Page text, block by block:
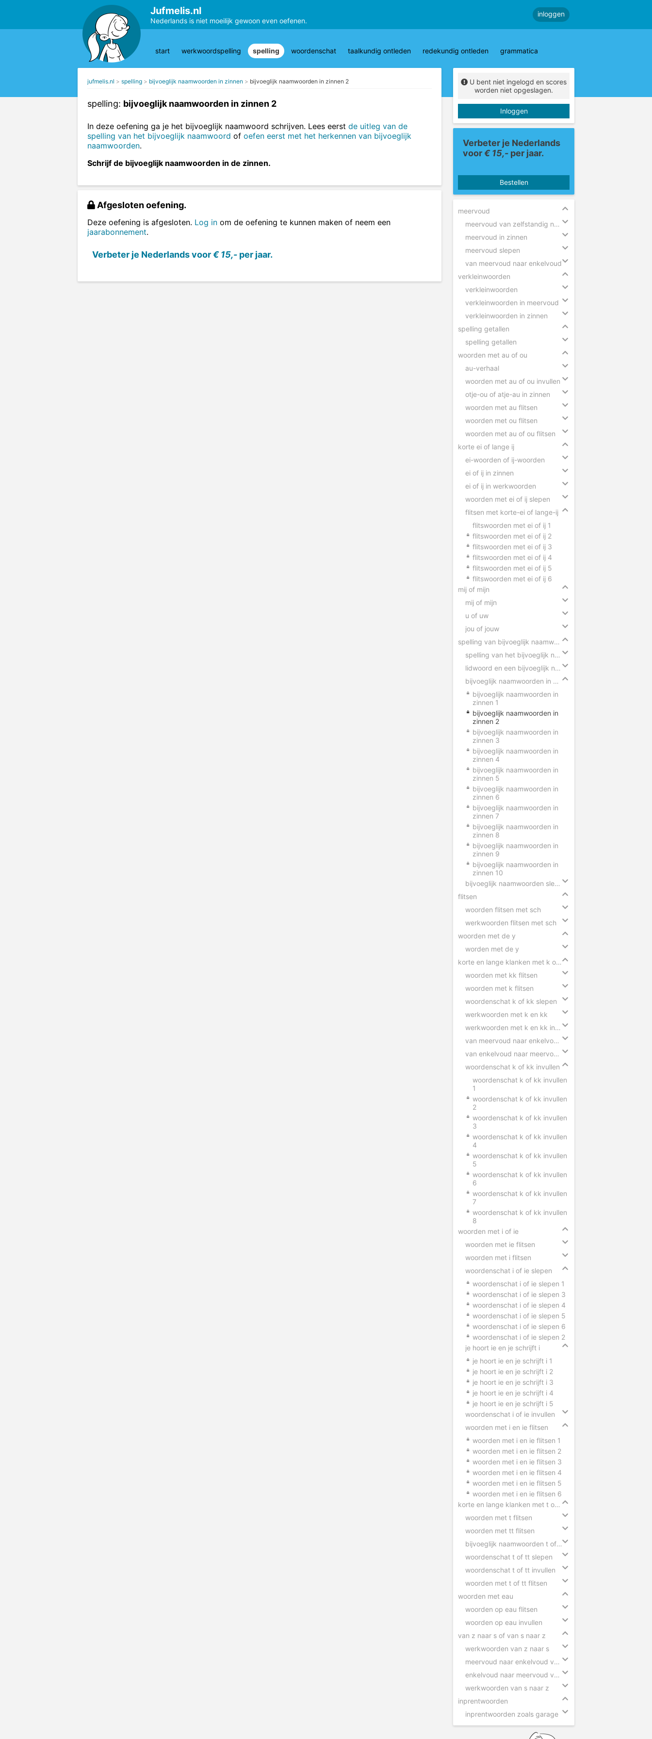
Jufmelis.nl
Nederlands is niet moeilijk gewoon even oefenen.
inloggen
start werkwoordspelling spelling woordenschat taalkundig ontleden redekundig ontleden grammatica
jufmelis.nl spelling bijvoeglijk naamwoorden in zinnen bijvoeglijk naamwoorden in zinnen 2
spelling: bijvoeglijk naamwoorden in zinnen 2
In deze oefening ga je het bijvoeglijk naamwoord schrijven. Lees eerst de uitleg van de
spelling van het bijvoeglijk naamwoord of oefen eerst met het herkennen van bijvoeglijk
naamwoorden.
Schrijf de bijvoeglijk naamwoorden in de zinnen.
Afgesloten oefening.
Deze oefening is afgesloten. Log in om de oefening te kunnen maken of neem een
jaarabonnement.
Verbeter je Nederlands voor€ 15,- per jaar.
U bent niet ingelogd en scores
worden niet opgeslagen.
Inloggen
Verbeter je Nederlands
voor€ 15,- per jaar.
Bestellen
meervoud
meervoud van zelfstandig naamwoorden
meervoud in zinnen
meervoud slepen
van meervoud naar enkelvoud
verkleinwoorden
verkleinwoorden
verkleinwoorden in meervoud
verkleinwoorden in zinnen
spelling getallen
spelling getallen
woorden met au of ou
au-verhaal
woorden met au of ou invullen
otje-ou of atje-au in zinnen
woorden met au flitsen
woorden met ou flitsen
woorden met au of ou flitsen
korte ei of lange ij
ei-woorden of ij-woorden
ei of ij in zinnen
ei of ij in werkwoorden
woorden met ei of ij slepen
flitsen met korte-ei of lange-ij
flitswoorden met ei of ij 1
flitswoorden met ei of ij 2
flitswoorden met ei of ij 3
flitswoorden met ei of ij 4
flitswoorden met ei of ij 5
flitswoorden met ei of ij 6
mij of mijn
mij of mijn
u of uw
jou of jouw
spelling van bijvoeglijk naamwoorden
spelling van het bijvoeglijk naamwoord
lidwoord en een bijvoeglijk naamwoord
bijvoeglijk naamwoorden in zinnen
bijvoeglijk naamwoorden in
zinnen 1
bijvoeglijk naamwoorden in
zinnen 2
bijvoeglijk naamwoorden in
zinnen 3
bijvoeglijk naamwoorden in
zinnen 4
bijvoeglijk naamwoorden in
zinnen 5
bijvoeglijk naamwoorden in
zinnen 6
bijvoeglijk naamwoorden in
zinnen 7
bijvoeglijk naamwoorden in
zinnen 8
bijvoeglijk naamwoorden in
zinnen 9
bijvoeglijk naamwoorden in
zinnen 10
bijvoeglijk naamwoorden slepen
flitsen
woorden flitsen met sch
werkwoorden flitsen met sch
woorden met de y
worden met de y
korte en lange klanken met k of kk
woorden met kk flitsen
woorden met k flitsen
woordenschat k of kk slepen
werkwoorden met k en kk
werkwoorden met k en kk invullen
van meervoud naar enkelvoud k en kk
van enkelvoud naar meervoud k en kk
woordenschat k of kk invullen
woordenschat k of kk invullen
1
woordenschat k of kk invullen
2
woordenschat k of kk invullen
3
woordenschat k of kk invullen
4
woordenschat k of kk invullen
5
woordenschat k of kk invullen
6
woordenschat k of kk invullen
7
woordenschat k of kk invullen
8
woorden met i of ie
woorden met ie flitsen
woorden met i flitsen
woordenschat i of ie slepen
woordenschat i of ie slepen 1
woordenschat i of ie slepen 3
woordenschat i of ie slepen 4
woordenschat i of ie slepen 5
woordenschat i of ie slepen 6
woordenschat i of ie slepen 2
je hoort ie en je schrijft i
je hoort ie en je schrijft i 1
je hoort ie en je schrijft i 2
je hoort ie en je schrijft i 3
je hoort ie en je schrijft i 4
je hoort ie en je schrijft i 5
woordenschat i of ie invullen
woorden met i en ie flitsen
woorden met i en ie flitsen 1
woorden met i en ie flitsen 2
woorden met i en ie flitsen 3
woorden met i en ie flitsen 4
woorden met i en ie flitsen 5
woorden met i en ie flitsen 6
korte en lange klanken met t of tt
woorden met t flitsen
woorden met tt flitsen
bijvoeglijk naamwoorden t of tt
woordenschat t of tt slepen
woordenschat t of tt invullen
woorden met t of tt flitsen
woorden met eau
woorden op eau flitsen
woorden op eau invullen
van z naar s of van s naar z
werkwoorden van z naar s
meervoud naar enkelvoud van z naar s
enkelvoud naar meervoud van s naar z
werkwoorden van s naar z
inprentwoorden
inprentwoorden zoals garage